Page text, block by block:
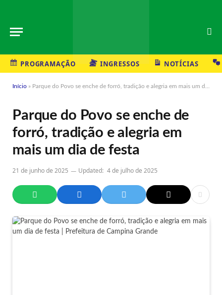
PROGRAMAÇÃO INGRESSOS NOTÍCIAS
Início » Parque do Povo se enche de forró, tradição e alegria em mais um dia de festa
Parque do Povo se enche de
forró, tradição e alegria em
mais um dia de festa
21 de junho de 2025 Updated: 4 de julho de 2025